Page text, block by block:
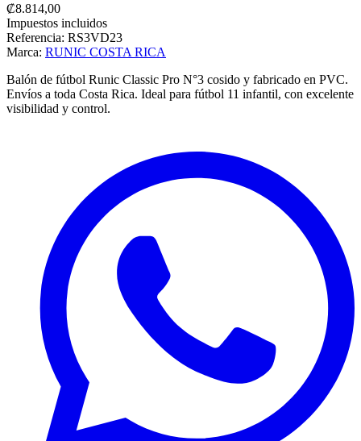
₡8.814,00
Impuestos incluidos
Referencia: RS3VD23
Marca: RUNIC COSTA RICA
Balón de fútbol Runic Classic Pro N°3 cosido y fabricado en PVC.
Envíos a toda Costa Rica. Ideal para fútbol 11 infantil, con excelente
visibilidad y control.